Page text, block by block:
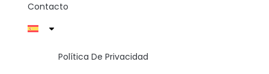
Contacto
Política De Privacidad